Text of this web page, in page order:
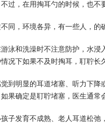
过，在用掏耳勺的时候，也不
同，环境各异，有一些人，的
游泳和洗澡时不注意防护，水
况下如果不及时掏耳，耵聍长
到明显的耳道堵塞、听力下
果确定是耵聍堵塞，医生通常
子发育不成熟、老人耳道松弛